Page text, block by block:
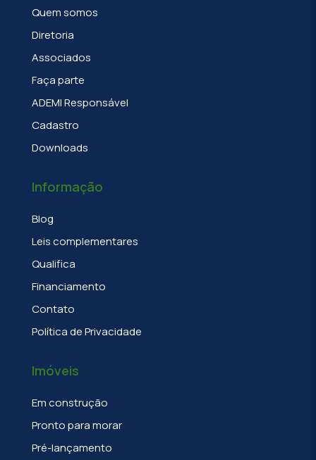
Quem somos
Diretoria
Associados
Faça parte
ADEMI Responsável
Cadastro
Downloads
Informação
Blog
Leis complementares
Qualifica
Financiamento
Contato
Política de Privacidade
Imóveis
Em construção
Pronto para morar
Pré-lançamento